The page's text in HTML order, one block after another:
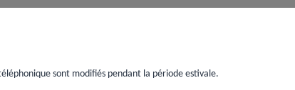
sont modifiés pendant la période estivale.